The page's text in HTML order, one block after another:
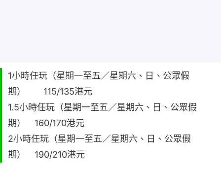
1小時任玩（星期一至五／星期六、日、公眾假
期） 115/135港元
1.5小時任玩（星期一至五／星期六、日、公眾假
期） 160/170港元
2小時任玩（星期一至五／星期六、日、公眾假
期） 190/210港元